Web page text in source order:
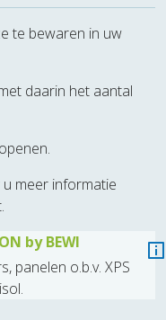
te bewaren in uw
daarin het aantal
meer informatie
by BEWI
panelen o.b.v. XPS